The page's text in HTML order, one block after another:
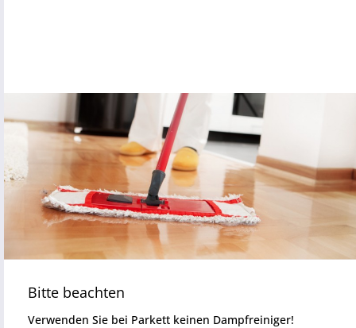
Bitte beachten
Verwenden Sie bei Parkett keinen Dampfreiniger!